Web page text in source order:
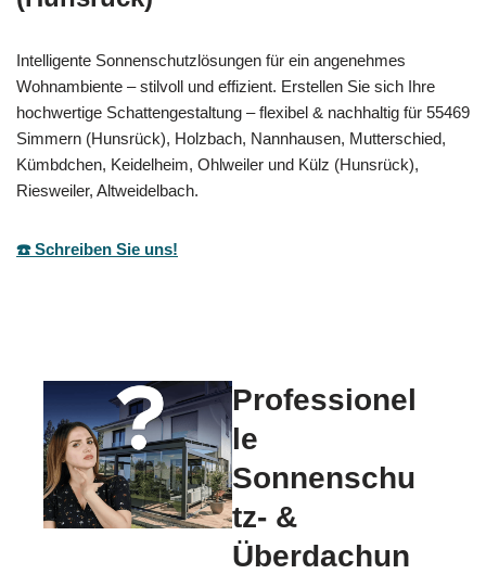
Intelligente Sonnenschutzlösungen für ein angenehmes
Wohnambiente – stilvoll und effizient. Erstellen Sie sich Ihre
hochwertige Schattengestaltung – flexibel & nachhaltig für 55469
Simmern (Hunsrück), Holzbach, Nannhausen, Mutterschied,
Kümbdchen, Keidelheim, Ohlweiler und Külz (Hunsrück),
Riesweiler, Altweidelbach.
☎️ Schreiben Sie uns!
Professionel
le
Sonnenschu
tz- &
Überdachun